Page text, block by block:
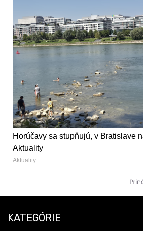
Horúčavy sa stupňujú, v Bratislave
Aktuality
Aktuality
KATEGÓRIE